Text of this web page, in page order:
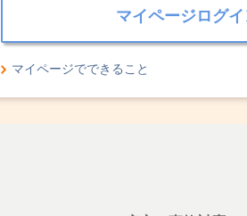
マイページログイ
マイページでできること